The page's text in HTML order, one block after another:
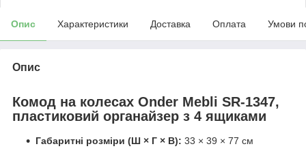
Опис Характеристики Доставка Оплата Умови
Опис
Комод на колесах Onder Mebli SR-1347,
пластиковий органайзер з 4 ящиками
Габаритні розміри (Ш × Г × В): 33 × 39 × 77 см